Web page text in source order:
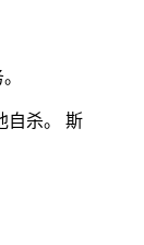
自杀。 斯